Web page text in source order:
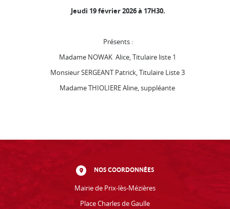
Jeudi 19 février 2026 à 17H30.
Présents :
Madame NOWAK Alice, Titulaire liste 1
Monsieur SERGEANT Patrick, Titulaire Liste 3
Madame THIOLIERE Aline, suppléante
NOS COORDONNÉES
Mairie de Prix-lès-Mézières
Place Charles de Gaulle